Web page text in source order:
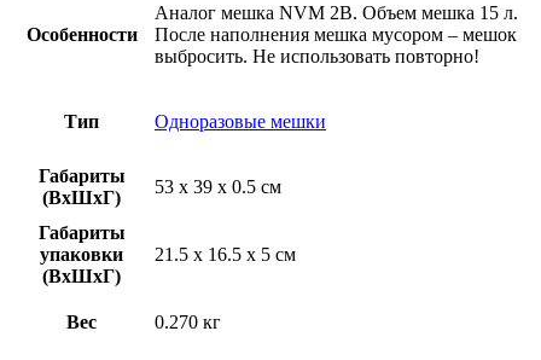
Особенности
Аналог мешка NVM 2B. Объем мешка 15 л.
После наполнения мешка мусором – мешок
выбросить. Не использовать повторно!
Тип Одноразовые мешки
Габариты
(ВхШхГ)
53 x 39 x 0.5 см
Габариты
упаковки
(ВхШхГ)
21.5 x 16.5 x 5 см
Вес 0.270 кг